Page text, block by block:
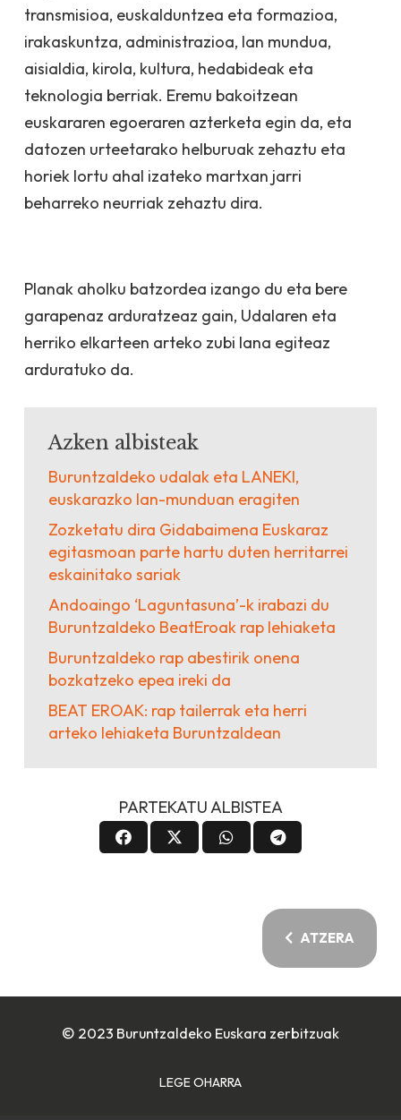
transmisioa, euskalduntzea eta formazioa,
irakaskuntza, administrazioa, lan mundua,
aisialdia, kirola, kultura, hedabideak eta
teknologia berriak. Eremu bakoitzean
euskararen egoeraren azterketa egin da, eta
datozen urteetarako helburuak zehaztu eta
horiek lortu ahal izateko martxan jarri
beharreko neurriak zehaztu dira.
Planak aholku batzordea izango du eta bere
garapenaz arduratzeaz gain, Udalaren eta
herriko elkarteen arteko zubi lana egiteaz
arduratuko da.
Azken albisteak
Buruntzaldeko udalak eta LANEKI,
euskarazko lan-munduan eragiten
Zozketatu dira Gidabaimena Euskaraz
egitasmoan parte hartu duten herritarrei
eskainitako sariak
Andoaingo ‘Laguntasuna’-k irabazi du
Buruntzaldeko BeatEroak rap lehiaketa
Buruntzaldeko rap abestirik onena
bozkatzeko epea ireki da
BEAT EROAK: rap tailerrak eta herri
arteko lehiaketa Buruntzaldean
PARTEKATU ALBISTEA
ATZERA
© 2023 Buruntzaldeko Euskara zerbitzuak
LEGE OHARRA